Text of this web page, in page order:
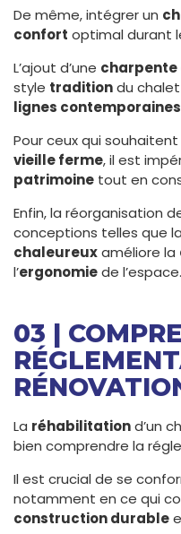
De même, intégrer un
confort optimal durant
L’ajout d’une
style traditiondu
lignes contemporaines
Pour ceux qui
vieille ferme, il est
patrimoine tout en
Enfin, la réorganisation
conceptions telles que la
chaleureuxaméliore la
l’ergonomiede l’espace.
03 |
La réhabilitationd’un
bien comprendre la
Il est crucial de se
notamment en ce qui
construction durable